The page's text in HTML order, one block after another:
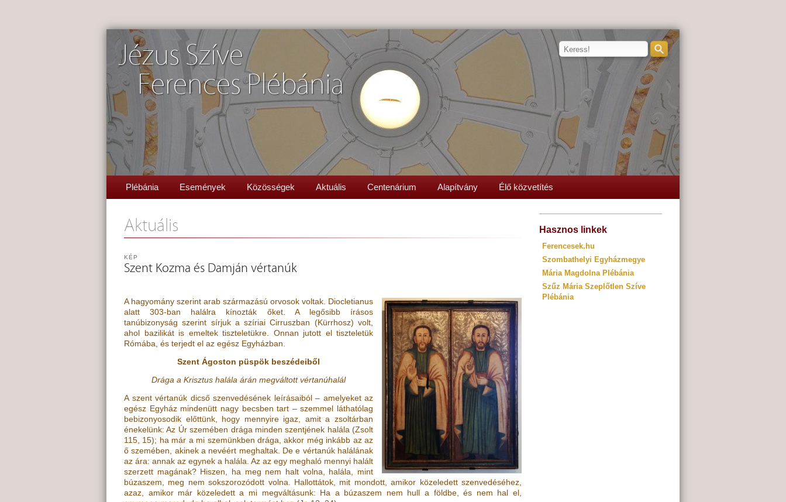
Jézus Szíve
Ferences Plébánia
Plébánia Események Közösségek Aktuális Centenárium Alapítvány Élő közvetítés
Aktuális
Szent Kozma és Damján vértanúk
KÉP
A hagyomány szerint arab származású orvosok voltak. Diocletianus
alatt 303-ban halálra kínozták őket. A legősibb írásos
tanúbizonyság szerint sírjuk a szíriai Cirruszban (Kürrhosz) volt,
ahol bazilikát is emeltek tiszteletükre. Onnan jutott el tiszteletük
Rómába, és terjedt el az egész Egyházban.
Szent Ágoston püspök beszédeiből
Drága a Krisztus halála árán megváltott vértanúhalál
A szent vértanúk dicső szenvedésének leírásaiból – amelyeket az
egész Egyház mindenütt nagy becsben tart – szemmel láthatólag
bebizonyosodik előttünk, hogy mennyire igaz, amit a zsoltárban
énekelünk: Az Úr szemében drága minden szentjének halála (Zsolt
115, 15); ha már a mi szemünkben drága, akkor még inkább az az
ő szemében, akinek a nevéért meghaltak. De e vértanúk halálának
az ára: annak az egynek a halála. Az az egy meghaló mennyi halált
szerzett magának? Hiszen, ha meg nem halt volna, halála, mint
búzaszem, meg nem sokszorozódott volna. Hallottátok, mit mondott, amikor közeledett szenvedéséhez,
azaz, amikor már közeledett a mi megváltásunk: Ha a búzaszem nem hull a földbe, és nem hal el,
Hasznos linkek
Ferencesek.hu
Szombathelyi Egyházmegye
Mária Magdolna Plébánia
Szűz Mária Szeplőtlen Szíve
Plébánia